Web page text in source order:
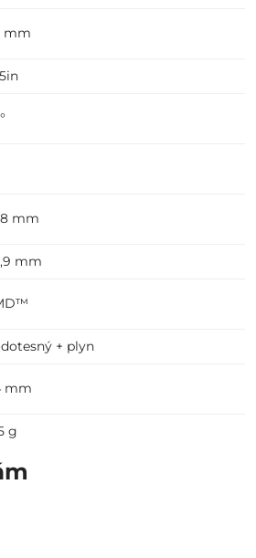
mm
mm
mm
+ plyn
mm
g